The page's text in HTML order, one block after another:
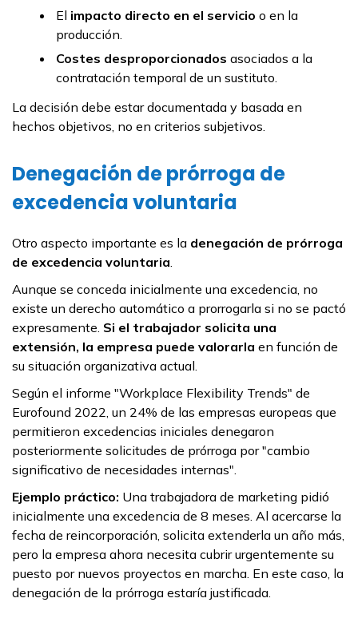
El impacto directo en el servicio o en la
producción.
Costes desproporcionados asociados a la
contratación temporal de un sustituto.
La decisión debe estar documentada y basada en
hechos objetivos, no en criterios subjetivos.
Denegación de prórroga de
excedencia voluntaria
Otro aspecto importante es la denegación de prórroga
de excedencia voluntaria
Aunque se conceda inicialmente una excedencia, no
existe un derecho automático a prorrogarla si no se pactó
expresamente. Si el trabajador solicita una
extensión, la empresa puede valorarla en función de
su situación organizativa actual.
Según el informe "Workplace Flexibility Trends" de
Eurofound 2022, un 24% de las empresas europeas que
permitieron excedencias iniciales denegaron
posteriormente solicitudes de prórroga por "cambio
significativo de necesidades internas".
Ejemplo práctico: Una trabajadora de marketing pidió
inicialmente una excedencia de 8 meses. Al acercarse la
fecha de reincorporación, solicita extenderla un año más,
pero la empresa ahora necesita cubrir urgentemente su
puesto por nuevos proyectos en marcha. En este caso, la
denegación de la prórroga estaría justificada.